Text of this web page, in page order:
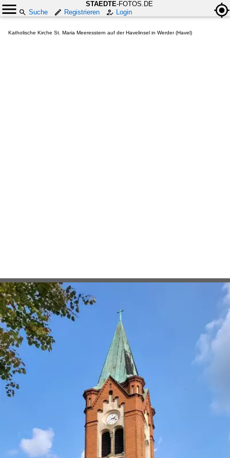
STAEDTE-FOTOS.DE
Suche
Registrieren Login
Katholische Kirche St. Maria Meeresstern auf der Havelinsel in Werder (Havel)